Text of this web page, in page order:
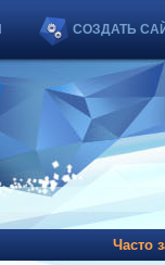
СОЗДАТЬ
Часто